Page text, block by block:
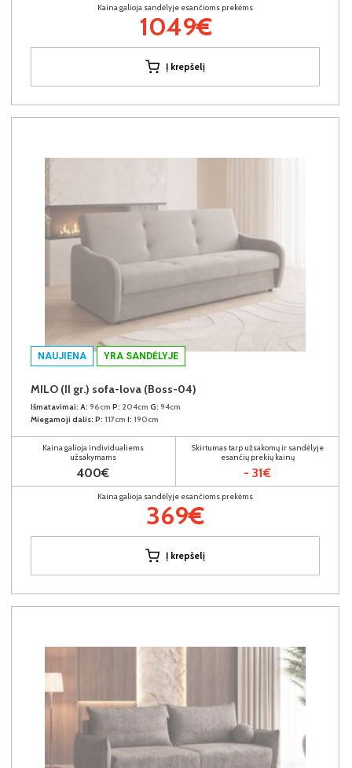
Kaina galioja sandėlyje esančioms prekėms
1049€
Į krepšelį
NAUJIENA YRA SANDĖLYJE
MILO (II gr.) sofa-lova (Boss-04)
Išmatavimai: A: 96cm P: 204cm G: 94cm
Miegamoji dalis: P: 117cm I: 190cm
Kaina galioja individualiems
užsakymams
400€
Skirtumas tarp užsakomų ir sandėlyje
esančių prekių kainų
- 31€
Kaina galioja sandėlyje esančioms prekėms
369€
Į krepšelį